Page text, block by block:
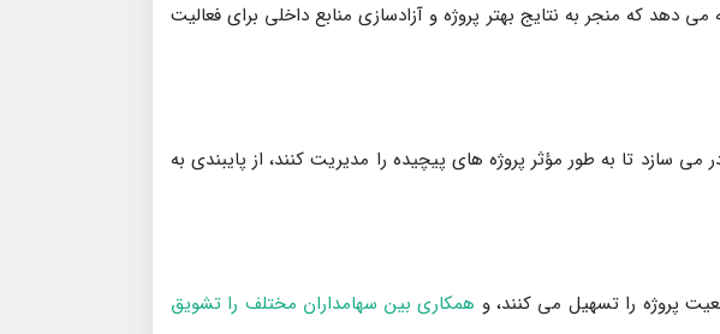
که منجر به نتایج بهتر پروژه و آزادسازی منابع داخلی برای فعالیت
سازد تا به طور مؤثر پروژه های پیچیده را مدیریت کنند، از پایبندی به
پروژه را تسهیل می کنند، و همکاری بین سهامداران مختلف را تشویق